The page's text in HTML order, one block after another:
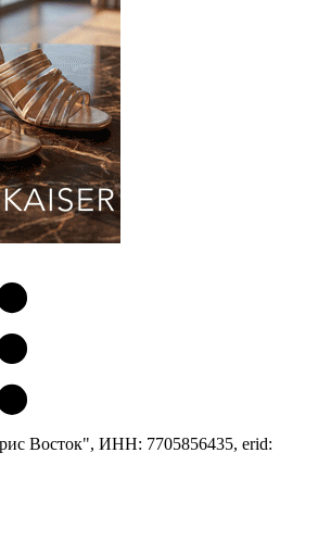
Восток", ИНН: 7705856435, erid: